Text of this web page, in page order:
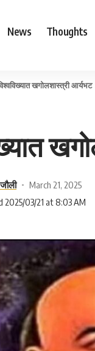
News Thoughts
खगोलशास्त्री आर्यभट
March 21, 2025
2025/03/21 at 8:03 AM